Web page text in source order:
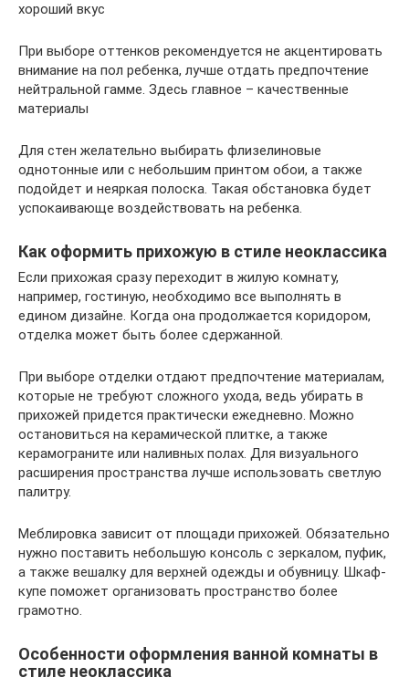
хороший вкус
При выборе оттенков рекомендуется не акцентировать
внимание на пол ребенка, лучше отдать предпочтение
нейтральной гамме. Здесь главное – качественные
материалы
Для стен желательно выбирать флизелиновые
однотонные или с небольшим принтом обои, а также
подойдет и неяркая полоска. Такая обстановка будет
успокаивающе воздействовать на ребенка.
Как оформить прихожую в стиле неоклассика
Если прихожая сразу переходит в жилую комнату,
например, гостиную, необходимо все выполнять в
едином дизайне. Когда она продолжается коридором,
отделка может быть более сдержанной.
При выборе отделки отдают предпочтение материалам,
которые не требуют сложного ухода, ведь убирать в
прихожей придется практически ежедневно. Можно
остановиться на керамической плитке, а также
керамограните или наливных полах. Для визуального
расширения пространства лучше использовать светлую
палитру.
Меблировка зависит от площади прихожей. Обязательно
нужно поставить небольшую консоль с зеркалом, пуфик,
а также вешалку для верхней одежды и обувницу. Шкаф-
купе поможет организовать пространство более
грамотно.
Особенности оформления ванной комнаты в
стиле неоклассика